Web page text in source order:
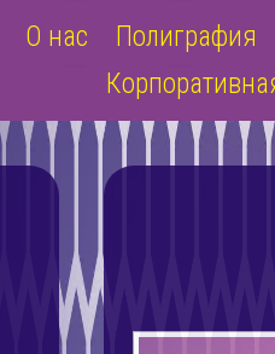
О нас
Полиграфия